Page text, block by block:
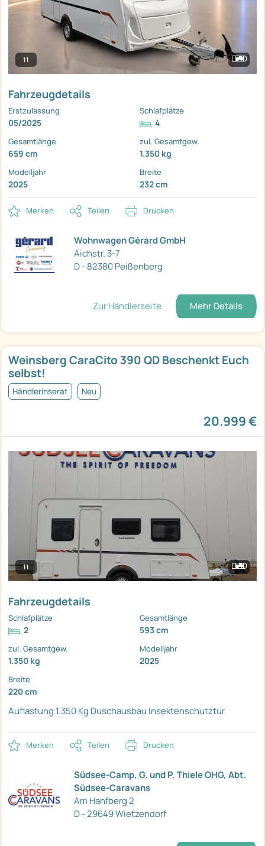
11
Fahrzeugdetails
Erstzulassung
05/2025
Schlafplätze
4
Gesamtlänge
659 cm
zul. Gesamtgew.
1.350 kg
Modelljahr
2025
Breite
232 cm
Merken Teilen Drucken
Wohnwagen Gérard GmbH
Aichstr. 3-7
D - 82380 Peißenberg
Zur Händlerseite Mehr Details
Weinsberg CaraCito 390 QD Beschenkt Euch
selbst!
Händlerinserat Neu
20.999 €
11
Fahrzeugdetails
Schlafplätze
2
Gesamtlänge
593 cm
zul. Gesamtgew.
1.350 kg
Modelljahr
2025
Breite
220 cm
Auflastung 1.350 Kg Duschausbau Insektenschutztür
Merken Teilen Drucken
Südsee-Camp, G. und P. Thiele OHG, Abt.
Südsee-Caravans
Am Hanfberg 2
D - 29649 Wietzendorf